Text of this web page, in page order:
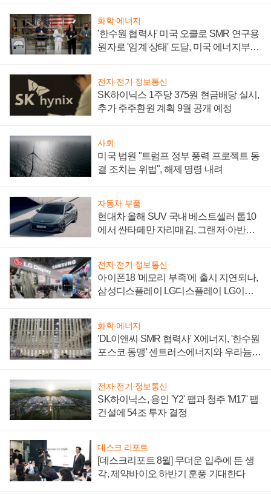
화학·에너지
'한수원 협력사' 미국 오클로 SMR 연구용
원자로 '임계 상태' 도달, 미국 에너지부
전자·전기·정보통신
SK하이닉스 1주당 375원 현금배당 실시,
추가 주주환원 계획 9월 공개 예정
사회
미국 법원 "트럼프 정부 풍력 프로젝트 동
결 조치는 위법", 해제 명령 내려
자동차·부품
현대차 올해 SUV 국내 베스트셀러 톱10
에서 싼타페만 자리매김, 그랜저·아반떼
전자·전기·정보통신
아이폰18 '메모리 부족'에 출시 지연되나,
삼성디스플레이 LG디스플레이 LG이노
화학·에너지
'DL이앤씨 SMR 협력사' X에너지, '한수원
포스코 동맹' 센트러스에너지와 우라늄
전자·전기·정보통신
SK하이닉스, 용인 'Y2' 팹과 청주 'M17' 팹
건설에 54조 투자 결정
데스크 리포트
[데스크리포트 8월] 무더운 입추에 든 생
각, 제약바이오 하반기 훈풍 기대한다